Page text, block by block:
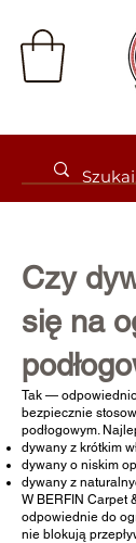
Czy
się na
Tak —
bezpiecznie
podłogowym.
dywany z krótkim
dywany o niskim
dywany z
W BERFIN Carpet
odpowiednie do
nie blokują